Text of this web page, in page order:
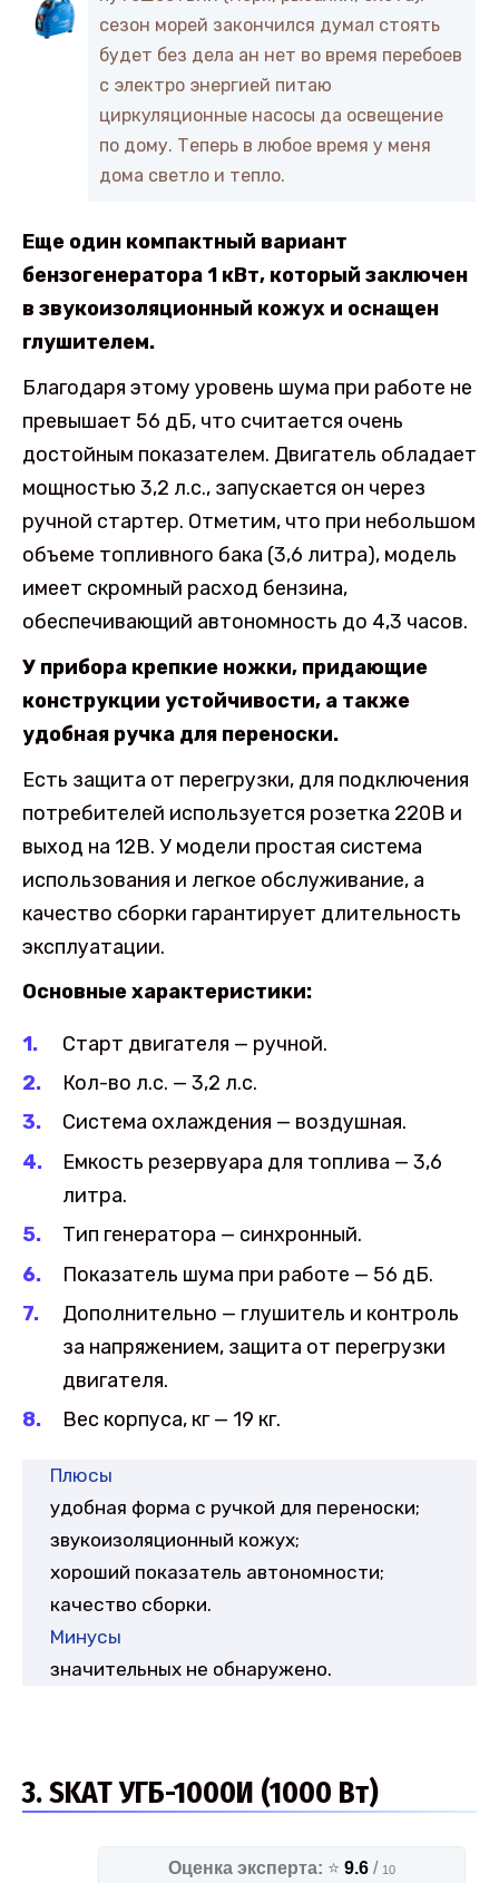
сезон морей закончился думал стоять
будет без дела ан нет во время перебоев
с электро энергией питаю
циркуляционные насосы да освещение
по дому. Теперь в любое время у меня
дома светло и тепло.
Еще один компактный вариант
бензогенератора 1 кВт, который заключен
в звукоизоляционный кожух и оснащен
глушителем.
Благодаря этому уровень шума при работе не
превышает 56 дБ, что считается очень
достойным показателем. Двигатель обладает
мощностью 3,2 л.с., запускается он через
ручной стартер. Отметим, что при небольшом
объеме топливного бака (3,6 литра), модель
имеет скромный расход бензина,
обеспечивающий автономность до 4,3 часов.
У прибора крепкие ножки, придающие
конструкции устойчивости, а также
удобная ручка для переноски.
Есть защита от перегрузки, для подключения
потребителей используется розетка 220В и
выход на 12В. У модели простая система
использования и легкое обслуживание, а
качество сборки гарантирует длительность
эксплуатации.
Основные характеристики:
Старт двигателя — ручной.
Кол-во л.с. — 3,2 л.с.
Система охлаждения — воздушная.
Емкость резервуара для топлива — 3,6
литра.
Тип генератора — синхронный.
Показатель шума при работе — 56 дБ.
Дополнительно — глушитель и контроль
за напряжением, защита от перегрузки
двигателя.
Вес корпуса, кг — 19 кг.
Плюсы
удобная форма с ручкой для переноски;
звукоизоляционный кожух;
хороший показатель автономности;
качество сборки.
Минусы
значительных не обнаружено.
3. SKAT УГБ-1000И (1000 Вт)
Оценка эксперта: ⭐ 9.6 / 10